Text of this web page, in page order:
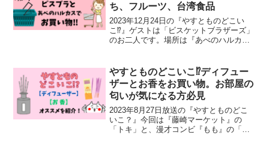
ち、フルーツ、台湾食品
2023年12月24日の『やすとものどこい
こ⁉︎』ゲストは「ビスケットブラザーズ」
のお二人です。場所は『あべのハルカ
ビスブラの『きん』さんの欲しいもの
は、『フルーread more
やすとものどこいこ⁉︎ディフュー
ザーとお香をお買い物。お部屋の
匂いが気になる方必見
2023年8月27日放送の『やすとものどこ
いこ？』今回は『藤崎マーケット』の
「トキ」と、漫才コンビ『もも』の「ま